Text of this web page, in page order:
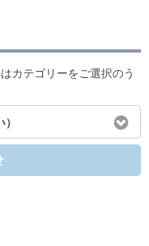
カテゴリーをご選択のう